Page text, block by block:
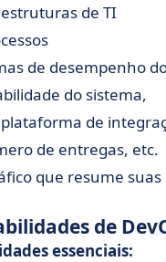
de TI
de desempenho
do sistema,
de
de entregas, etc.
que resume
de
essenciais: